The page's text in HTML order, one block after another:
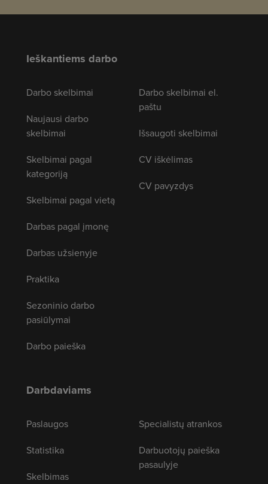
Ieškantiems darbo
Darbo skelbimai
Naujausi darbo
skelbimai
Skelbimai pagal
kategoriją
Skelbimai pagal vietą
Darbas pagal įmonę
Darbas užsienyje
Praktika
Sezoninio darbo
pasiūlymai
Darbo paieška
Darbo skelbimai el.
paštu
Išsaugoti skelbimai
CV iškėlimas
CV pavyzdys
Darbdaviams
Paslaugos
Statistika
Skelbimas
Specialistų atrankos
Darbuotojų paieška
pasaulyje